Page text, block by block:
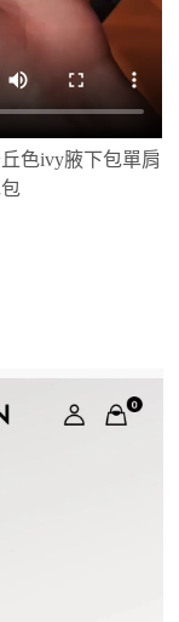
色ivy腋下包單肩